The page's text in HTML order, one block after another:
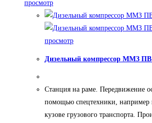
просмотр
просмотр
Дизельный компрессор ММЗ
Станция на раме. Передвижение
помощью спецтехники, например
кузове грузового транспорта.